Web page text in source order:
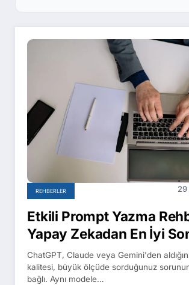
REHBERLER 29
Etkili Prompt Yazma
Yapay Zekadan En İyi
Almanın 7 Tekniği
ChatGPT, Claude veya Gemini'den
kalitesi, büyük ölçüde sorduğunuz
bağlı. Aynı modele…